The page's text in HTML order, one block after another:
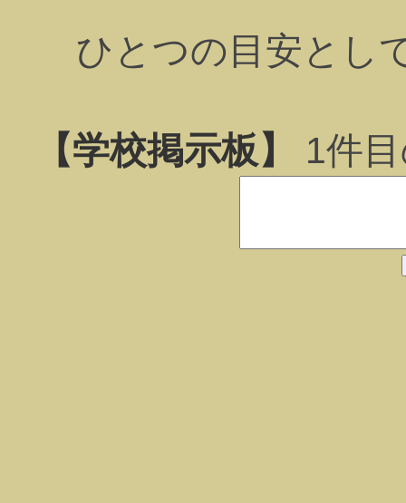
ひとつの目安とし
【学校掲示板】 1件